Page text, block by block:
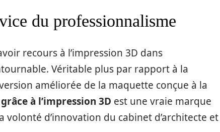
du professionnalisme
recours à l’impression 3D dans
Véritable plus par rapport à la
améliorée de la maquette conçue à la
à l’impression 3D est une vraie marque
d’innovation du cabinet d’architecte et